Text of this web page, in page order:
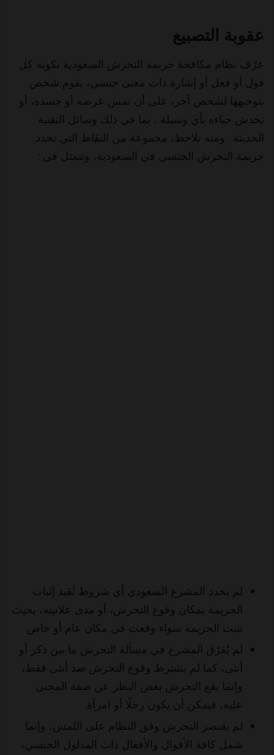
عقوبة التصبيع
عرّف نظام مكافحة جريمة التحرش السعودية بكونه كل
قول أو فعل أو إشارة ذات معنى جنسي، يقوم شخص
بتوجيهها لشخص آخر، على أن تمس عرضه أو جسده، أو
تخدش حياءه بأي وسيلة ، بما في ذلك وسائل التقنية
الحديثة . ومنه نلاحظ، مجموعة من النقاط التي تحدد
جريمة التحرش الجنسي في السعودية، وتتمثل في :
لم يحدد المشرع السعودي أي شروط تُقيد إثبات
الجريمة بمكان وقوع التحرش، أو مدى علانيته، بحيث
تثبت الجريمة سواء وقعت في مكان عام أو خاص.
لم يُفرّق المشرع في مسألة التحرش ما بين ذكر أو
أنثى، كما لم يشترط وقوع التحرش ضد أنثى فقط،
وإنما يقع التحرش بغض النظر عن صفة المجني
عليه، فيمكن أن يكون رجلًا أو امرأة.
لم يقتصر التحرش وفق النظام على اللمس، وإنما
شمل كافة الأقوال والأفعال ذات المدلول الجنسي،